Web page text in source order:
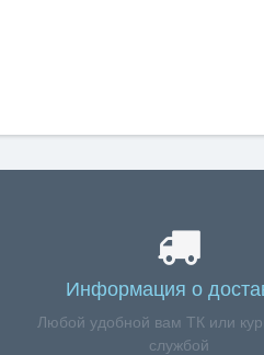
Информация о
Любой удобной вам ТК или
службой